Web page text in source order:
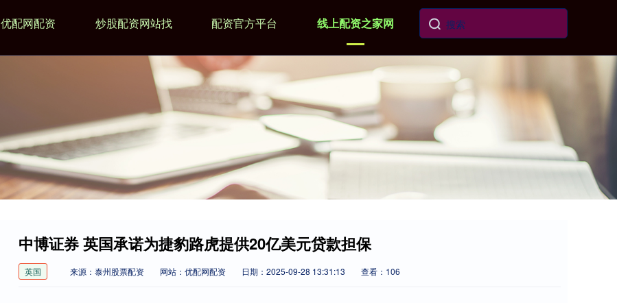
优配网配资 炒股配资网站找 配资官方平台 线上配资之家网
中博证券 英国承诺为捷豹路虎提供20亿美元贷款担保
英国 来源：泰州股票配资 网站：优配网配资 日期：2025-09-28 13:31:13 查看：106